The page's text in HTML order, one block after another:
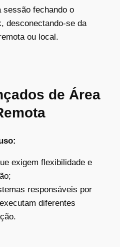
sessão fechando o
desconectando-se da
ou local.
de Área
exigem flexibilidade e
responsáveis por
diferentes